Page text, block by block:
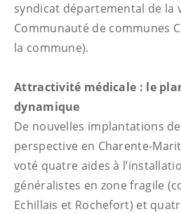
syndicat départemental de la
Communauté de communes
la commune).
Attractivité médicale : le
dynamique
De nouvelles implantations
perspective en Charente-
voté quatre aides à
généralistes en zone fragile
Echillais et Rochefort) et